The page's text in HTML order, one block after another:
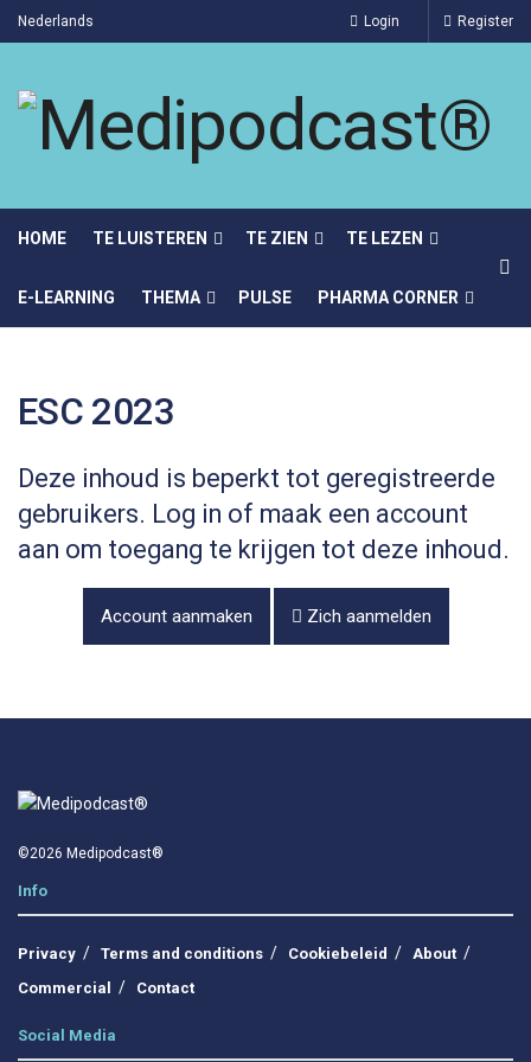
Nederlands Login Register
HOME TE LUISTEREN TE ZIEN TE LEZEN
E-LEARNING THEMA PULSE PHARMA CORNER
ESC 2023
Deze inhoud is beperkt tot geregistreerde
gebruikers. Log in of maak een account
aan om toegang te krijgen tot deze inhoud.
Account aanmaken Zich aanmelden
©2026 Medipodcast®
Info
Privacy Terms and conditions Cookiebeleid
About
Commercial
Contact
Social Media